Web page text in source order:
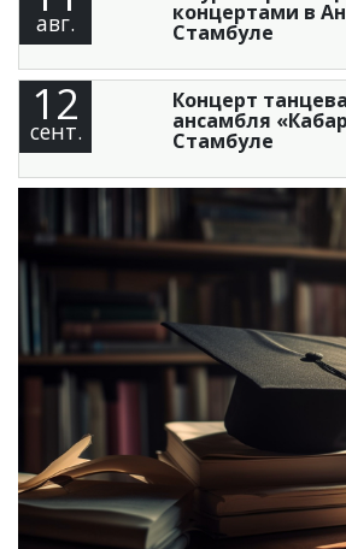
авг. концертами в
Стамбуле
12
сент.
Концерт
ансамбля
Стамбуле